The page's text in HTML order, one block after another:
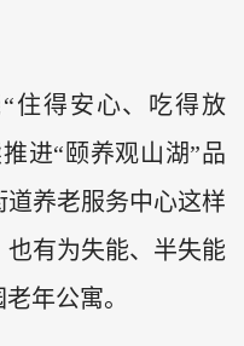
住得安心、吃得放
进“颐养观山湖”品
养老服务中心这样
也有为失能、半失能
年公寓。